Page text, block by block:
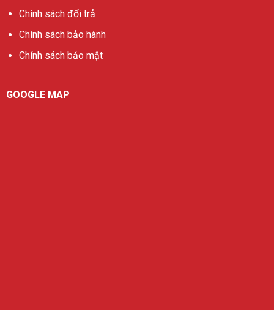
Chính sách đổi trả
Chính sách bảo hành
Chính sách bảo mật
GOOGLE MAP